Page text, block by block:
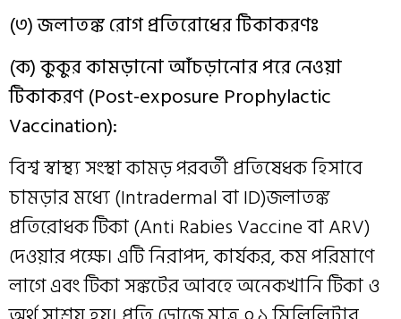
(৩) জলাতঙ্ক রোগ প্রতিরোধের টিকাকরণঃ
(ক) কুকুর কামড়ানো আঁচড়ানোর পরে নেওয়া
টিকাকরণ (Post-exposure Prophylactic
Vaccination):
বিশ্ব স্বাস্থ্য সংস্থা কামড় পরবর্তী প্রতিষেধক হিসাবে
চামড়ার মধ্যে (Intradermal বা ID)জলাতঙ্ক
প্রতিরোধক টিকা (Anti Rabies Vaccine বা ARV)
দেওয়ার পক্ষে। এটি নিরাপদ, কার্যকর, কম পরিমাণে
লাগে এবং টিকা সঙ্কটের আবহে অনেকখানি টিকা ও